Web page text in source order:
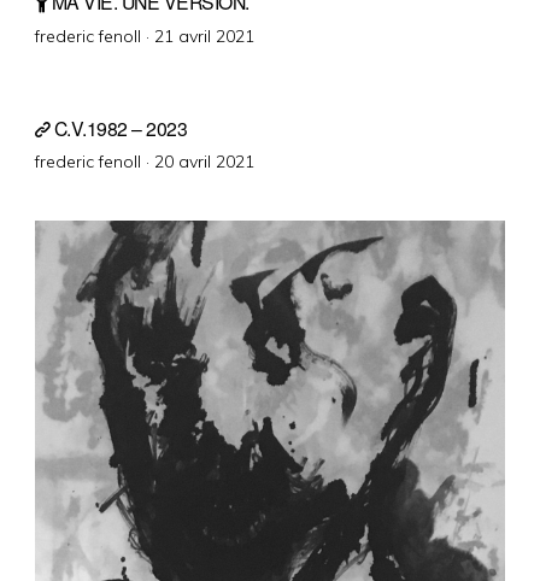
frederic fenoll · Posted
21 avril 2021
C.V.1982 – 2023
frederic fenoll · Posted
20 avril 2021